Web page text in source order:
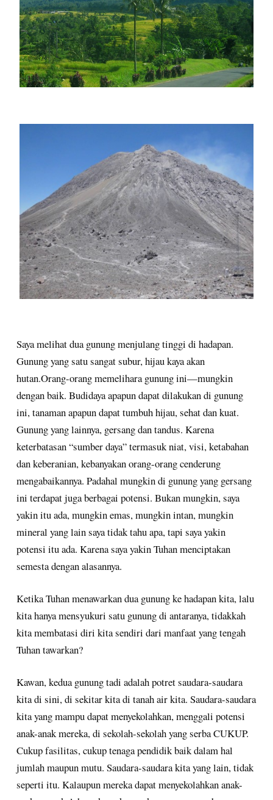
Saya melihat dua gunung menjulang tinggi di hadapan.
Gunung yang satu sangat subur, hijau kaya akan
hutan.Orang-orang memelihara gunung ini—mungkin
dengan baik. Budidaya apapun dapat dilakukan di gunung
ini, tanaman apapun dapat tumbuh hijau, sehat dan kuat.
Gunung yang lainnya, gersang dan tandus. Karena
keterbatasan “sumber daya” termasuk niat, visi, ketabahan
dan keberanian, kebanyakan orang-orang cenderung
mengabaikannya. Padahal mungkin di gunung yang gersang
ini terdapat juga berbagai potensi. Bukan mungkin, saya
yakin itu ada, mungkin emas, mungkin intan, mungkin
mineral yang lain saya tidak tahu apa, tapi saya yakin
potensi itu ada. Karena saya yakin Tuhan menciptakan
semesta dengan alasannya.
Ketika Tuhan menawarkan dua gunung ke hadapan kita, lalu
kita hanya mensyukuri satu gunung di antaranya, tidakkah
kita membatasi diri kita sendiri dari manfaat yang tengah
Tuhan tawarkan?
Kawan, kedua gunung tadi adalah potret saudara-saudara
kita di sini, di sekitar kita di tanah air kita. Saudara-saudara
kita yang mampu dapat menyekolahkan, menggali potensi
anak-anak mereka, di sekolah-sekolah yang serba CUKUP.
Cukup fasilitas, cukup tenaga pendidik baik dalam hal
jumlah maupun mutu. Saudara-saudara kita yang lain, tidak
seperti itu. Kalaupun mereka dapat menyekolahkan anak-